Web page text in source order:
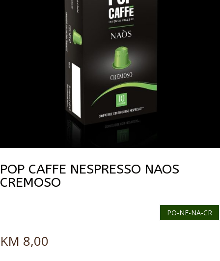
POP CAFFE NESPRESSO NAOS
CREMOSO
PO-NE-NA-CR
KM 8,00